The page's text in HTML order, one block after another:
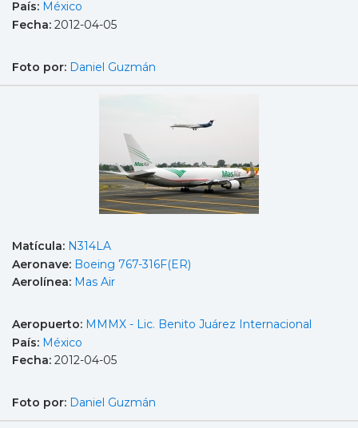
País: México
Fecha: 2012-04-05
Foto por: Daniel Guzmán
Matícula: N314LA
Aeronave: Boeing 767-316F(ER)
Aerolínea: Mas Air
Aeropuerto: MMMX - Lic. Benito Juárez Internacional
País: México
Fecha: 2012-04-05
Foto por: Daniel Guzmán